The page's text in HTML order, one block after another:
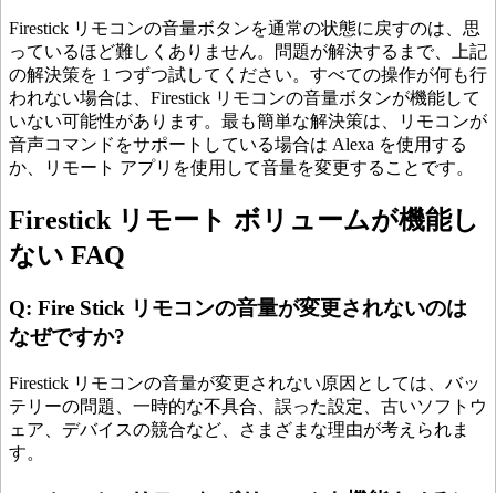
Firestick リモコンの音量ボタンを通常の状態に戻すのは、思
っているほど難しくありません。問題が解決するまで、上記
の解決策を 1 つずつ試してください。すべての操作が何も行
われない場合は、Firestick リモコンの音量ボタンが機能して
いない可能性があります。最も簡単な解決策は、リモコンが
音声コマンドをサポートしている場合は Alexa を使用する
か、リモート アプリを使用して音量を変更することです。
Firestick リモート ボリュームが機能し
ない FAQ
Q: Fire Stick リモコンの音量が変更されないのは
なぜですか?
Firestick リモコンの音量が変更されない原因としては、バッ
テリーの問題、一時的な不具合、誤った設定、古いソフトウ
ェア、デバイスの競合など、さまざまな理由が考えられま
す。